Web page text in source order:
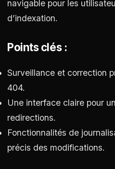
navigable pour les
d’indexation.
Points clés :
Surveillance et correction
404.
Une interface claire pour
redirections.
Fonctionnalités de
précis des modifications.